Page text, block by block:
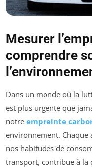
Mesurer
comprendre
Dans un monde où la
est plus urgente que
notre empreinte
environnement. Chaque
nos habitudes de
transport, contribue à la